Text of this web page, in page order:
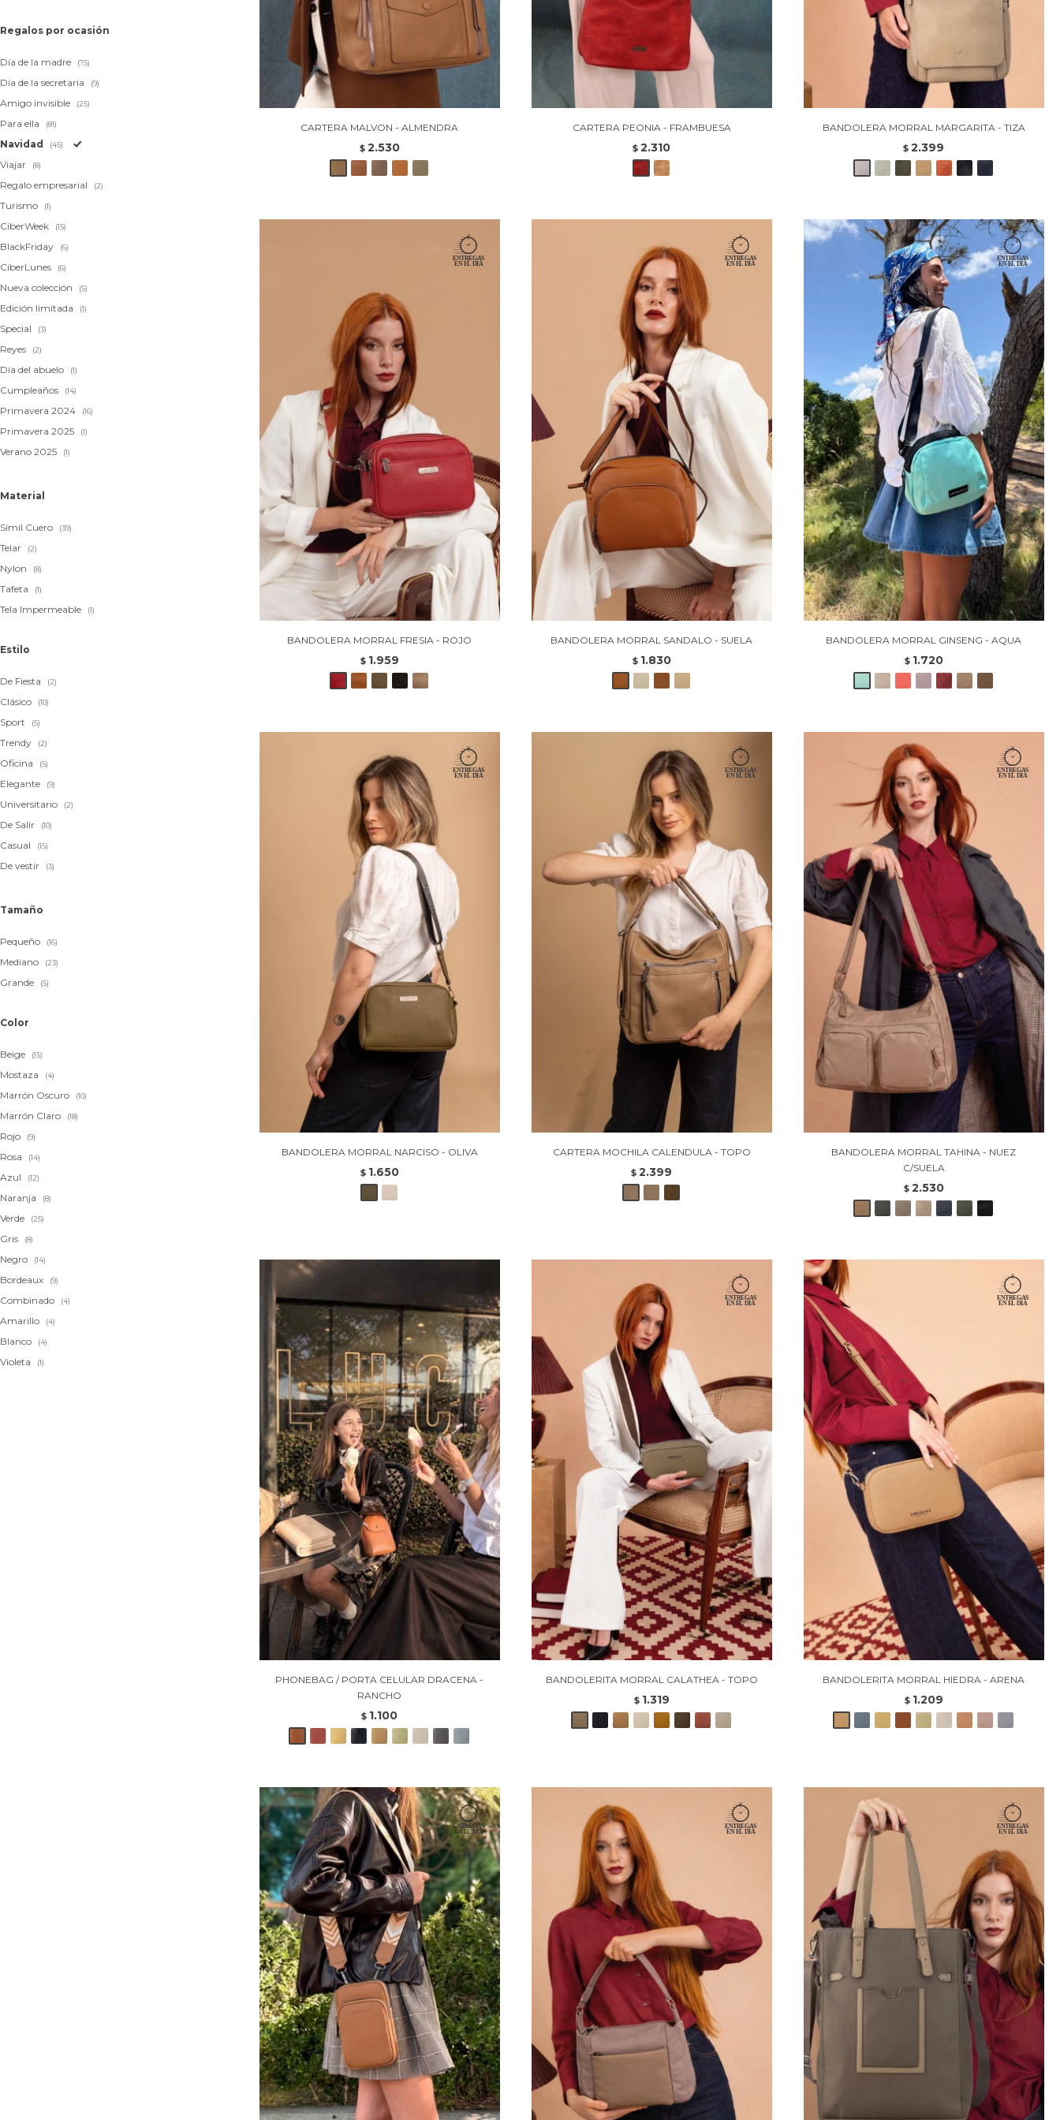
CARTERA MALVON - ALMENDRA
$ 2.530
CARTERA PEONIA - FRAMBUESA
$ 2.310
BANDOLERA MORRAL MARGARITA - TIZA
$ 2.399
BANDOLERA MORRAL FRESIA - ROJO
$ 1.959
BANDOLERA MORRAL SANDALO - SUELA
$ 1.830
BANDOLERA MORRAL GINSENG - AQUA
$ 1.720
BANDOLERA MORRAL NARCISO - OLIVA
$ 1.650
CARTERA MOCHILA CALENDULA - TOPO
$ 2.399
BANDOLERA MORRAL TAHINA - NUEZ
C/SUELA
$ 2.530
PHONEBAG / PORTA CELULAR DRACENA -
RANCHO
$ 1.100
BANDOLERITA MORRAL CALATHEA - TOPO
$ 1.319
BANDOLERITA MORRAL HIEDRA - ARENA
$ 1.209
Regalos por ocasión
Día de la madre (75)
Día de la secretaria (9)
Amigo invisible (25)
Para ella (81)
Navidad (45)
Viajar (8)
Regalo empresarial (2)
Turismo (1)
CiberWeek (15)
BlackFriday (6)
CiberLunes (6)
Nueva colección (5)
Edición limitada (1)
Special (3)
Reyes (2)
Día del abuelo (1)
Cumpleaños (14)
Primavera 2024 (16)
Primavera 2025 (1)
Verano 2025 (1)
Material
Símil Cuero (39)
Telar (2)
Nylon (8)
Tafeta (1)
Tela Impermeable (1)
Estilo
De Fiesta (2)
Clásico (10)
Sport (5)
Trendy (2)
Oficina (5)
Elegante (9)
Universitario (2)
De Salir (10)
Casual (15)
De vestir (3)
Tamaño
Pequeño (16)
Mediano (23)
Grande (5)
Color
Beige (15)
Mostaza (4)
Marrón Oscuro (10)
Marrón Claro (18)
Rojo (9)
Rosa (14)
Azul (12)
Naranja (8)
Verde (25)
Gris (8)
Negro (14)
Bordeaux (9)
Combinado (4)
Amarillo (4)
Blanco (4)
Violeta (1)